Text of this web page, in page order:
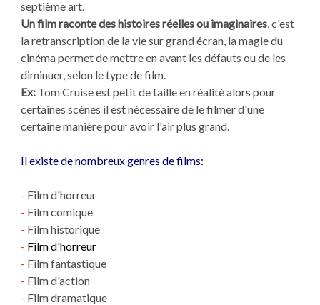
septième art.
Un film raconte des histoires réelles ou imaginaires, c'est
la retranscription de la vie sur grand écran, la magie du
cinéma permet de mettre en avant les défauts ou de les
diminuer, selon le type de film.
Ex: Tom Cruise est petit de taille en réalité alors pour
certaines scènes il est nécessaire de le filmer d'une
certaine manière pour avoir l'air plus grand.
Il existe de nombreux genres de films:
- Film d'horreur
- Film comique
- Film historique
- Film d'horreur
- Film fantastique
- Film d'action
- Film dramatique